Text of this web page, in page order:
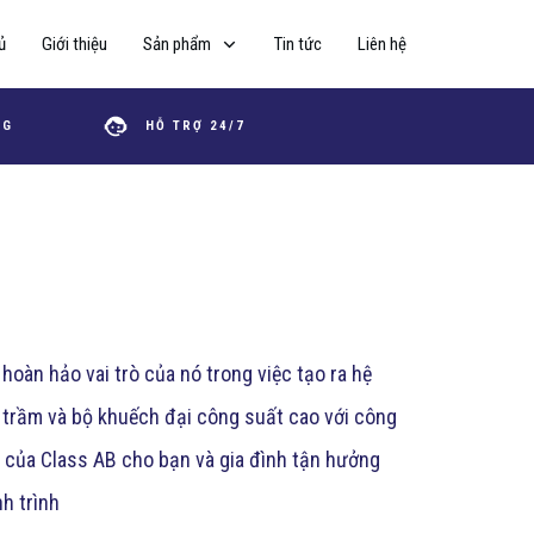
Giới thiệu Sản phẩm Tin tức Liên hệ
HỖ TRỢ 24/7
hảo vai trò của nó trong việc tạo ra hệ
và bộ khuếch đại công suất cao với công
Class AB cho bạn và gia đình tận hưởng
trình